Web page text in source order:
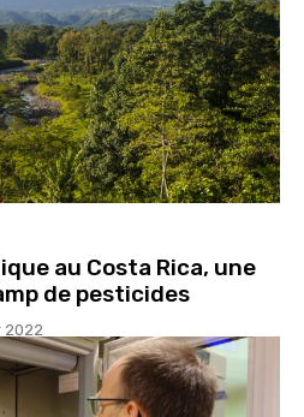
au Costa Rica, une
de pesticides
2022